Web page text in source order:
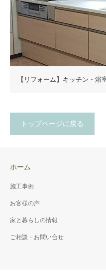
【リフォーム】キッチン・浴
トップページに戻る
ホーム
施工事例
お客様の声
家と暮らしの情報
ご相談・お問い合せ